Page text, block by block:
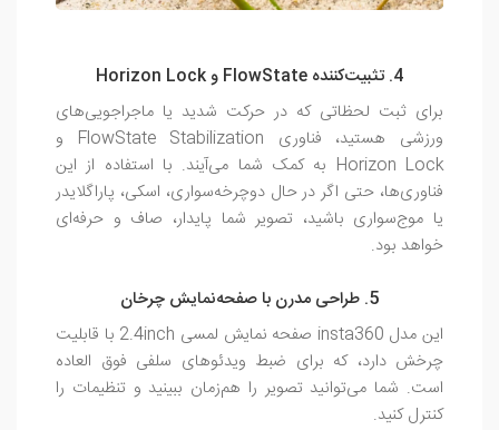
4. تثبیت‌کننده FlowState و Horizon Lock
برای ثبت لحظاتی که در حرکت شدید یا ماجراجویی‌های
ورزشی هستید، فناوری FlowState Stabilization و
Horizon Lock به کمک شما می‌آیند. با استفاده از این
فناوری‌ها، حتی اگر در حال دوچرخه‌سواری، اسکی، پاراگلایدر
یا موج‌سواری باشید، تصویر شما پایدار، صاف و حرفه‌ای
خواهد بود.
5. طراحی مدرن با صفحه‌نمایش چرخان
این مدل insta360 صفحه نمایش لمسی 2.4inch با قابلیت
چرخش دارد، که برای ضبط ویدئوهای سلفی فوق العاده
است. شما می‌توانید تصویر را هم‌زمان ببینید و تنظیمات را
کنترل کنید.